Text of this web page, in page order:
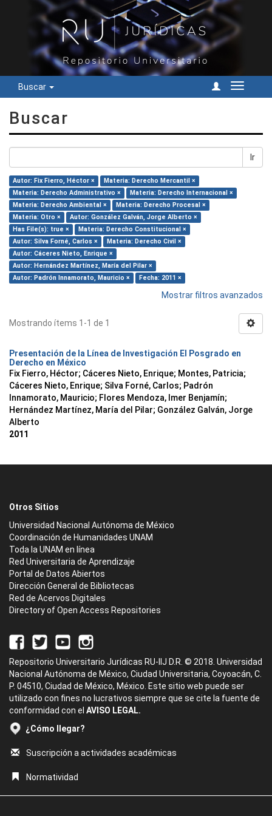
Buscar
Cambiar
Buscar
Ir
Autor: Fix Fierro, Héctor ×
Materia: Derecho Mercantil ×
Materia: Derecho Administrativo ×
Materia: Derecho Internacional ×
Materia: Derecho Ambiental ×
Materia: Derecho Procesal ×
Materia: Otro ×
Autor: González Galván, Jorge Alberto ×
Has File(s): true ×
Materia: Derecho Constitucional ×
Autor: Silva Forné, Carlos ×
Materia: Derecho Civil ×
Autor: Cáceres Nieto, Enrique ×
Autor: Hernández Martínez, María del Pilar ×
Autor: Padrón Innamorato, Mauricio ×
Fecha: 2011 ×
Mostrar filtros avanzados
Mostrando ítems 1-1 de 1
Presentación de la Línea de Investigación El Posgrado en
Derecho en México
Fix Fierro, Héctor; Cáceres Nieto, Enrique; Montes, Patricia;
Cáceres Nieto, Enrique; Silva Forné, Carlos; Padrón
Innamorato, Mauricio; Flores Mendoza, Imer Benjamín;
Hernández Martínez, María del Pilar; González Galván, Jorge
Alberto
2011
Otros Sitios
Universidad Nacional Autónoma de México
Coordinación de Humanidades UNAM
Toda la UNAM en línea
Red Universitaria de Aprendizaje
Portal de Datos Abiertos
Dirección General de Bibliotecas
Red de Acervos Digitales
Directory of Open Access Repositories
Repositorio Universitario Jurídicas RU-IIJ D.R. © 2018. Universidad
Nacional Autónoma de México, Ciudad Universitaria, Coyoacán, C.
P. 04510, Ciudad de México, México. Este sitio web puede ser
utilizado con fines no lucrativos siempre que se cite la fuente de
conformidad con el AVISO LEGAL.
¿Cómo llegar?
Suscripción a actividades académicas
Normatividad